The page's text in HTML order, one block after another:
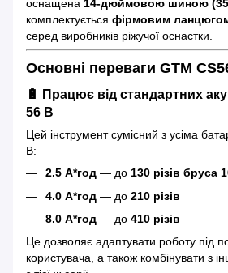
оснащена 14-дюймовою шиною
комплектується фірмовим
серед виробників ріжучої оснастки.
Основні переваги GTM
🔋 Працює від стандартних
56 В
Цей інструмент сумісний з усіма
В:
2.5 А*год — до 130 різів бруса
4.0 А*год — до 210 різів
8.0 А*год — до 410 різів
Це дозволяє адаптувати роботу під
користувача, а також комбінувати з